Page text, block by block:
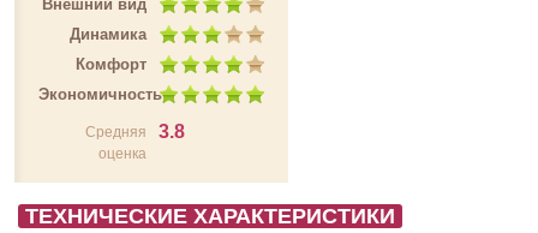
Внешний вид
Динамика
Комфорт
Экономичность
Средняя
оценка
3.8
ТЕХНИЧЕСКИЕ ХАРАКТЕРИСТИКИ